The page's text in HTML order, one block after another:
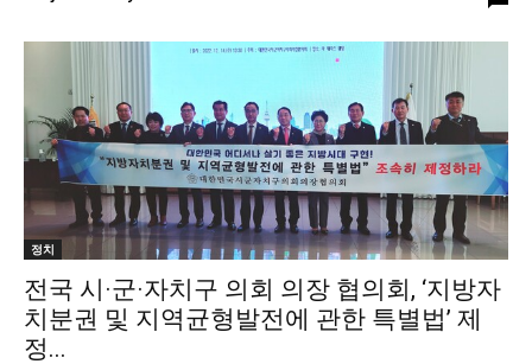
정치
전국 시·군·자치구 의회 의장 협의회, ‘지방자
치분권 및 지역균형발전에 관한 특별법’ 제
정...